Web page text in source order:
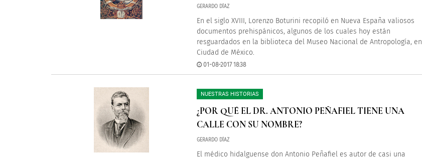
GERARDO DÍAZ
En el siglo XVIII, Lorenzo Boturini recopiló en Nueva España valiosos
documentos prehispánicos, algunos de los cuales hoy están
resguardados en la biblioteca del Museo Nacional de Antropología, en
Ciudad de México.
01-08-2017 18:38
NUESTRAS HISTORIAS
¿POR QUÉ EL DR. ANTONIO PEÑAFIEL TIENE UNA
CALLE CON SU NOMBRE?
GERARDO DÍAZ
El médico hidalguense don Antonio Peñafiel es autor de casi una